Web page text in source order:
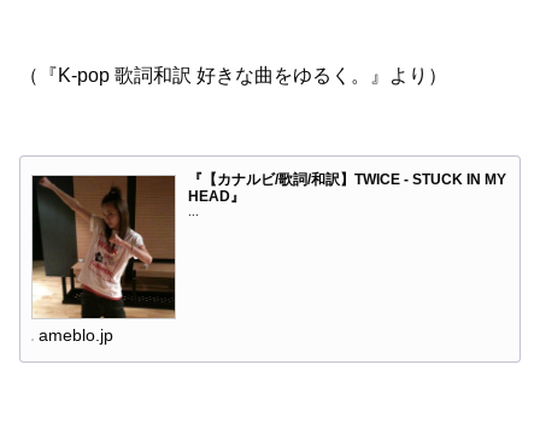
（『K-pop 歌詞和訳 好きな曲をゆるく。』より）
『【カナルビ/歌詞/和訳】TWICE - STUCK IN MY
HEAD』
ameblo.jp